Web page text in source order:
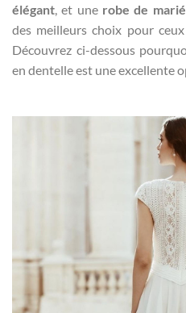
élégant , et une robe de
des meilleurs choix pour
Découvrez ci-dessous
en dentelle est une excellente